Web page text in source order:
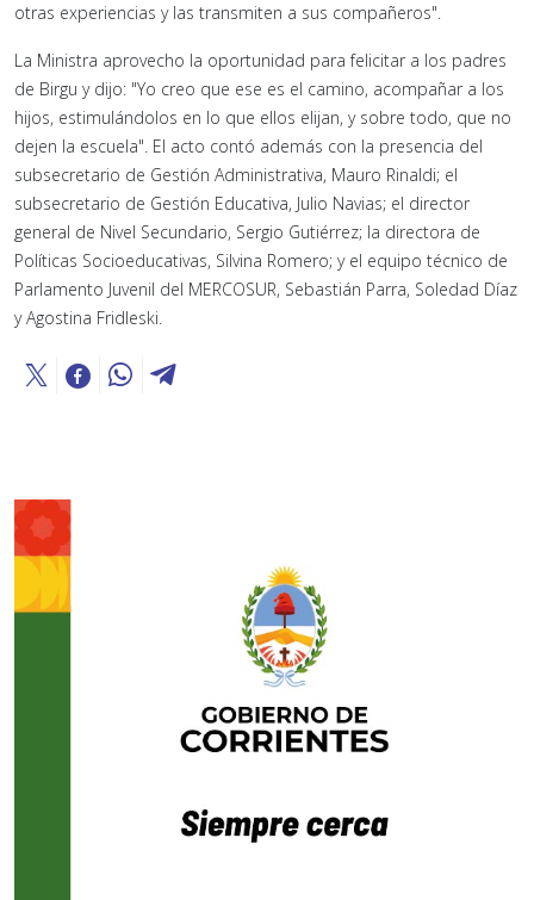
otras experiencias y las transmiten a sus compañeros".
La Ministra aprovecho la oportunidad para felicitar a los padres
de Birgu y dijo: "Yo creo que ese es el camino, acompañar a los
hijos, estimulándolos en lo que ellos elijan, y sobre todo, que no
dejen la escuela". El acto contó además con la presencia del
subsecretario de Gestión Administrativa, Mauro Rinaldi; el
subsecretario de Gestión Educativa, Julio Navias; el director
general de Nivel Secundario, Sergio Gutiérrez; la directora de
Políticas Socioeducativas, Silvina Romero; y el equipo técnico de
Parlamento Juvenil del MERCOSUR, Sebastián Parra, Soledad Díaz
y Agostina Fridleski.